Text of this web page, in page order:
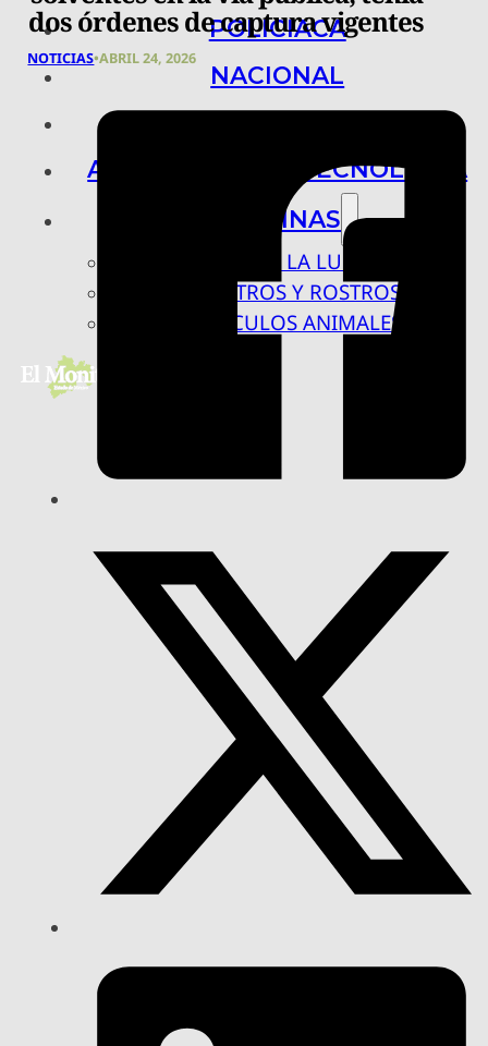
POLICIACA
NACIONAL
ARTE, CIENCIA Y TECNOLOGÍA
COLUMNAS
BAJO LA LUPA
RASTROS Y ROSTROS
VÍNCULOS ANIMALES
dos órdenes de captura vigentes
NOTICIAS•ABRIL 24, 2026